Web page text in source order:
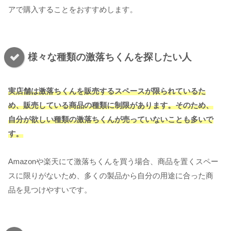
アで購入することをおすすめします。
様々な種類の激落ちくんを探したい人
実店舗は激落ちくんを販売するスペースが限られているた
め、販売している商品の種類に制限があります。そのため、
自分が欲しい種類の激落ちくんが売っていないことも多いで
す。
Amazonや楽天にて激落ちくんを買う場合、商品を置くスペー
スに限りがないため、多くの製品から自分の用途に合った商
品を見つけやすいです。